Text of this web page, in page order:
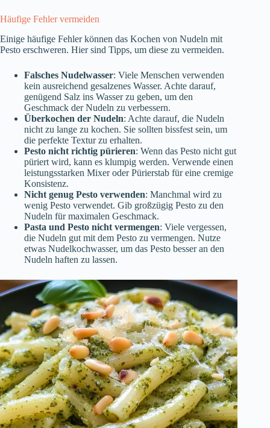
Häufige Fehler vermeiden
Einige häufige Fehler können das Kochen von Nudeln mit
Pesto erschweren. Hier sind Tipps, um diese zu vermeiden.
Falsches Nudelwasser: Viele Menschen verwenden
kein ausreichend gesalzenes Wasser. Achte darauf,
genügend Salz ins Wasser zu geben, um den
Geschmack der Nudeln zu verbessern.
Überkochen der Nudeln: Achte darauf, die Nudeln
nicht zu lange zu kochen. Sie sollten bissfest sein, um
die perfekte Textur zu erhalten.
Pesto nicht richtig pürieren: Wenn das Pesto nicht gut
püriert wird, kann es klumpig werden. Verwende einen
leistungsstarken Mixer oder Pürierstab für eine cremige
Konsistenz.
Nicht genug Pesto verwenden: Manchmal wird zu
wenig Pesto verwendet. Gib großzügig Pesto zu den
Nudeln für maximalen Geschmack.
Pasta und Pesto nicht vermengen: Viele vergessen,
die Nudeln gut mit dem Pesto zu vermengen. Nutze
etwas Nudelkochwasser, um das Pesto besser an den
Nudeln haften zu lassen.